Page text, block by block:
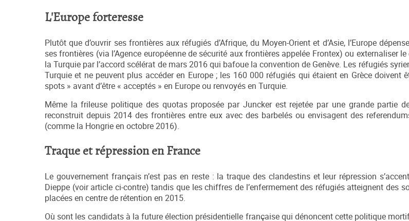
L'Europe forteresse
Plutôt que d’ouvrir ses frontières aux réfugiés d’Afrique, du Moyen-Orient et d’Asie, l’Europe
ses frontières (via l’Agence européenne de sécurité aux frontières appelée Frontex) ou externaliser
la Turquie par l’accord scélérat de mars 2016 qui bafoue la convention de Genève. Les réfugiés
Turquie et ne peuvent plus accéder en Europe ; les 160 000 réfugiés qui étaient en Grèce doivent
spots » avant d’être « acceptés » en Europe ou renvoyés en Turquie.
Même la frileuse politique des quotas proposée par Juncker est rejetée par une grande partie
reconstruit depuis 2014 des frontières entre eux avec des barbelés ou envisagent des
(comme la Hongrie en octobre 2016).
Traque et répression en France
Le gouvernement français n’est pas en reste : la traque des clandestins et leur répression
Dieppe (voir article ci-contre) tandis que les chiffres de l’enfermement des réfugiés atteignent des
placées en centre de rétention en 2015.
Où sont les candidats à la future élection présidentielle française qui dénoncent cette politique